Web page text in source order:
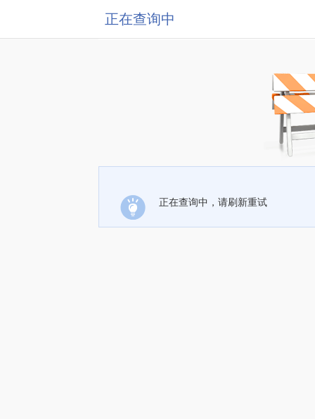
正在查询中
正在查询中，请刷新重试